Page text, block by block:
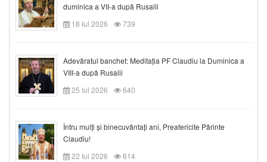
duminica a VII-a după Rusalii
18 Iul 2026
739
Adevăratul banchet: Meditația PF Claudiu la Duminica a
VIII-a după Rusalii
25 Iul 2026
640
Întru mulți și binecuvântați ani, Preafericite Părinte
Claudiu!
22 Iul 2026
614